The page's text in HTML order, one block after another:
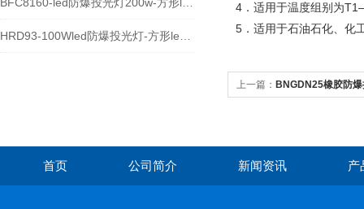
4．适用于温度组别为
5．适用于石油石化、化
上一篇： BNGDN25橡胶防
首页 公司简介 新闻资讯 产